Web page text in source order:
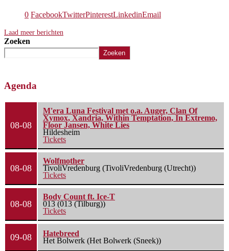
0 FacebookTwitterPinterestLinkedinEmail
Laad meer berichten
Zoeken
Zoeken
Agenda
08-08
M'era Luna Festival met o.a. Auger, Clan Of
Xymox, Xandria, Within Temptation, In Extremo,
Floor Jansen, White Lies
Hildesheim
Tickets
08-08
Wolfmother
TivoliVredenburg (TivoliVredenburg (Utrecht))
Tickets
08-08
Body Count ft. Ice-T
013 (013 (Tilburg))
Tickets
09-08
Hatebreed
Het Bolwerk (Het Bolwerk (Sneek))